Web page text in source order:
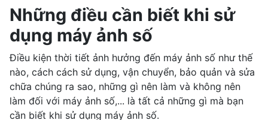
Những điều cần biết khi sử
dụng máy ảnh số
Điều kiện thời tiết ảnh hưởng đến máy ảnh số như thế
nào, cách cách sử dụng, vận chuyển, bảo quản và sửa
chữa chúng ra sao, những gì nên làm và không nên
làm đối với máy ảnh số,... là tất cả những gì mà bạn
cần biết khi sử dụng máy ảnh số.